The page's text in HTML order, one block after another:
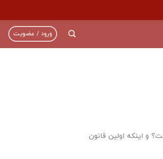
ورود / عضویت